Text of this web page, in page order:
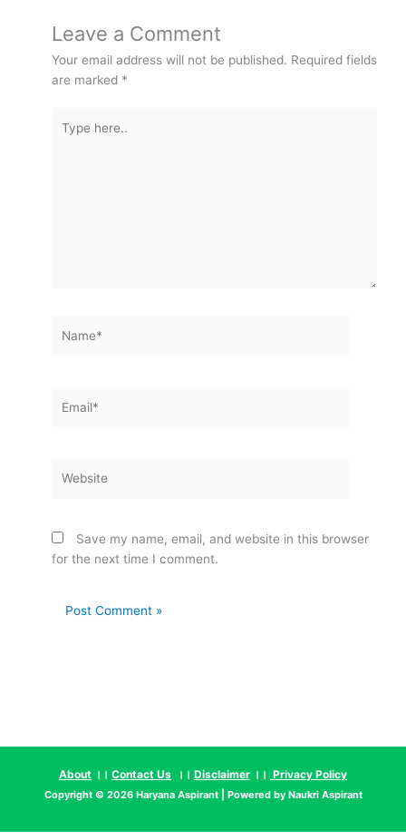
Leave a Comment
Your email address will not be published. Required fields
are marked *
here..
Save my name, email, and website in this browser
for the next time I comment.
About ।। Contact Us ।। Disclaimer ।। Privacy Policy
Copyright © 2026 Haryana Aspirant| Powered by Naukri Aspirant